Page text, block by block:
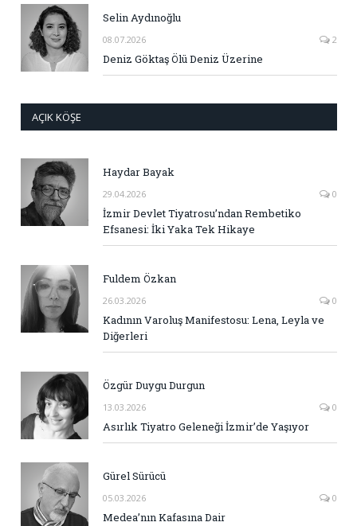
Selin Aydınoğlu
08.07.2026 2
Deniz Göktaş Ölü Deniz Üzerine
AÇIK KÖŞE
Haydar Bayak
29.04.2026 0
İzmir Devlet Tiyatrosu’ndan Rembetiko
Efsanesi: İki Yaka Tek Hikaye
Fuldem Özkan
26.03.2026 0
Kadının Varoluş Manifestosu: Lena, Leyla ve
Diğerleri
Özgür Duygu Durgun
13.03.2026 0
Asırlık Tiyatro Geleneği İzmir’de Yaşıyor
Gürel Sürücü
05.03.2026 0
Medea’nın Kafasına Dair